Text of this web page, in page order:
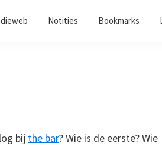
Notities Bookmarks
bij the bar? Wie is de eerste? Wie